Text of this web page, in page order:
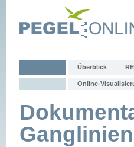
Überblick
Online-
Ganglinien